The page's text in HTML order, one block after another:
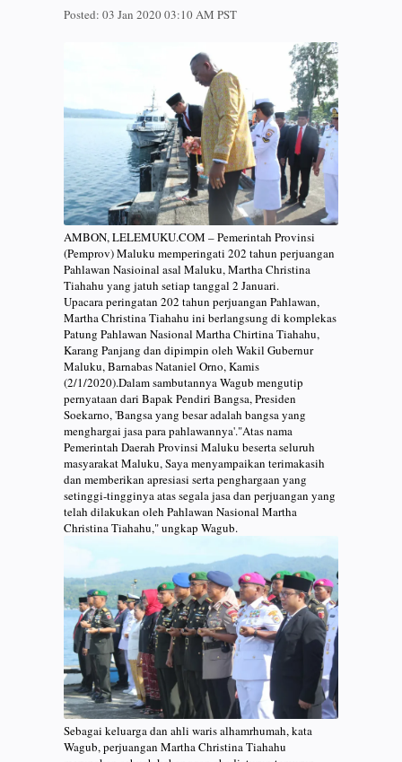
Posted: 03 Jan 2020 03:10 AM PST
AMBON, LELEMUKU.COM – Pemerintah Provinsi
(Pemprov) Maluku memperingati 202 tahun perjuangan
Pahlawan Nasioinal asal Maluku, Martha Christina
Tiahahu yang jatuh setiap tanggal 2 Januari.
Upacara peringatan 202 tahun perjuangan Pahlawan,
Martha Christina Tiahahu ini berlangsung di komplekas
Patung Pahlawan Nasional Martha Chirtina Tiahahu,
Karang Panjang dan dipimpin oleh Wakil Gubernur
Maluku, Barnabas Nataniel Orno, Kamis
(2/1/2020).Dalam sambutannya Wagub mengutip
pernyataan dari Bapak Pendiri Bangsa, Presiden
Soekarno, 'Bangsa yang besar adalah bangsa yang
menghargai jasa para pahlawannya'."Atas nama
Pemerintah Daerah Provinsi Maluku beserta seluruh
masyarakat Maluku, Saya menyampaikan terimakasih
dan memberikan apresiasi serta penghargaan yang
setinggi-tingginya atas segala jasa dan perjuangan yang
telah dilakukan oleh Pahlawan Nasional Martha
Christina Tiahahu," ungkap Wagub.
Sebagai keluarga dan ahli waris alhamrhumah, kata
Wagub, perjuangan Martha Christina Tiahahu